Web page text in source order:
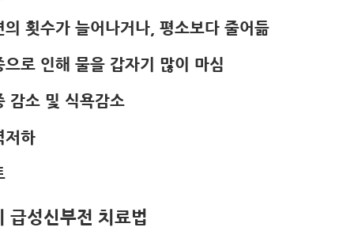
의 횟수가 늘어나거나, 평소보다 줄어듦
으로 인해 물을 갑자기 많이 마심
감소 및 식욕감소
저하
급성신부전 치료법